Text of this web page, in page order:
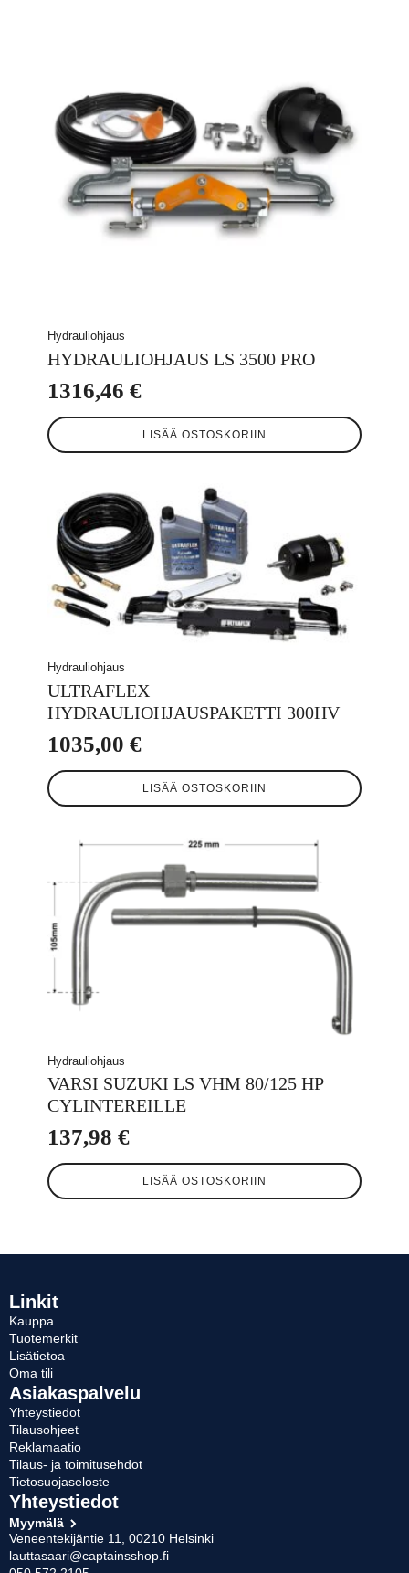
Hydrauliohjaus
HYDRAULIOHJAUS LS 3500 PRO
1316,46 €
LISÄÄ OSTOSKORIIN
Hydrauliohjaus
ULTRAFLEX
HYDRAULIOHJAUSPAKETTI 300HV
1035,00 €
LISÄÄ OSTOSKORIIN
Hydrauliohjaus
VARSI SUZUKI LS VHM 80/125 HP
CYLINTEREILLE
137,98 €
LISÄÄ OSTOSKORIIN
Linkit
Kauppa
Tuotemerkit
Lisätietoa
Oma tili
Asiakaspalvelu
Yhteystiedot
Tilausohjeet
Reklamaatio
Tilaus- ja toimitusehdot
Tietosuojaseloste
Yhteystiedot
Myymälä
Veneentekijäntie 11, 00210 Helsinki
lauttasaari@captainsshop.fi